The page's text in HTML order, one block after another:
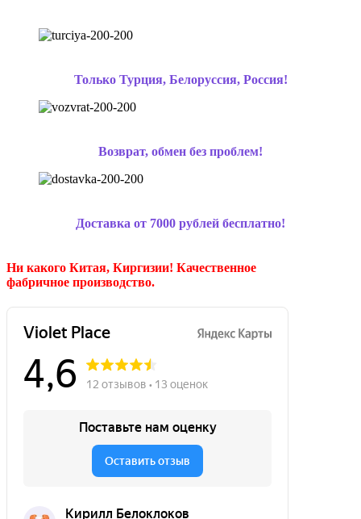
Только Турция, Белоруссия, Россия!
Возврат, обмен без проблем!
Доставка от 7000 рублей бесплатно!
Ни какого Китая, Киргизии! Качественное
фабричное производство.